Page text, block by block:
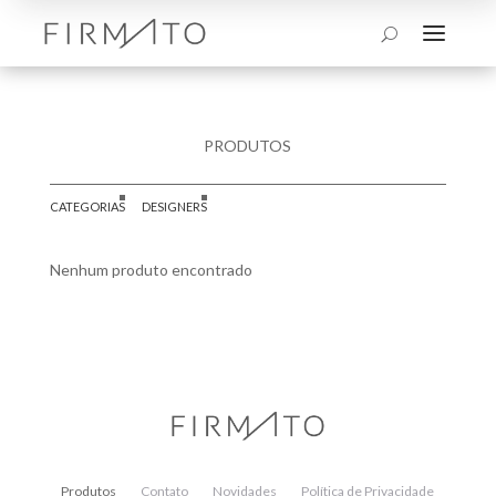
U a
PRODUTOS
CATEGORIAS DESIGNERS
Nenhum produto encontrado
Produtos Contato Novidades
Política de Privacidade